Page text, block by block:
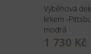
Výběhová
krkem -
modrá
1 730 Kč